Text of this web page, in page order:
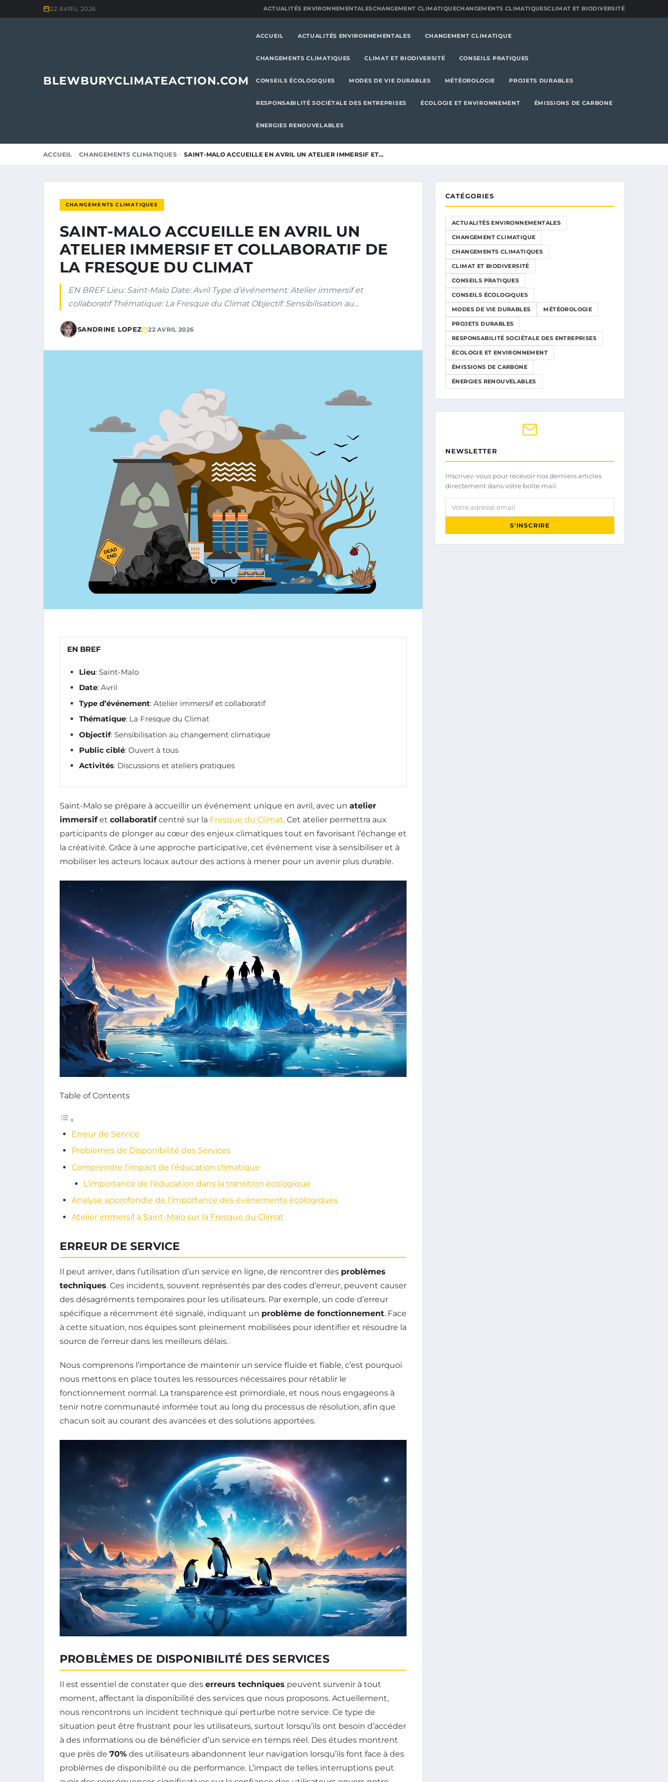
22 AVRIL 2026 ACTUALITÉS ENVIRONNEMENTALESCHANGEMENT CLIMATIQUECHANGEMENTS CLIMATIQUESCLIMAT ET BIODIVERSITÉ
BLEWBURYCLIMATEACTION.COM
ACCUEIL ACTUALITÉS ENVIRONNEMENTALES CHANGEMENT CLIMATIQUE
CHANGEMENTS CLIMATIQUES CLIMAT ET BIODIVERSITÉ CONSEILS PRATIQUES
CONSEILS ÉCOLOGIQUES MODES DE VIE DURABLES MÉTÉOROLOGIE PROJETS DURABLES
RESPONSABILITÉ SOCIÉTALE DES ENTREPRISES ÉCOLOGIE ET ENVIRONNEMENT ÉMISSIONS DE CARBONE
ÉNERGIES RENOUVELABLES
ACCUEIL CHANGEMENTS CLIMATIQUES SAINT-MALO ACCUEILLE EN AVRIL UN ATELIER IMMERSIF ET…
CHANGEMENTS CLIMATIQUES
SAINT-MALO ACCUEILLE EN AVRIL UN
ATELIER IMMERSIF ET COLLABORATIF DE
LA FRESQUE DU CLIMAT
EN BREF Lieu: Saint-Malo Date: Avril Type d’événement: Atelier immersif et
collaboratif Thématique: La Fresque du Climat Objectif: Sensibilisation au…
SANDRINE LOPEZ 22 AVRIL 2026
EN BREF
Lieu: Saint-Malo
Date: Avril
Type d’événement: Atelier immersif et collaboratif
Thématique: La Fresque du Climat
Objectif: Sensibilisation au changement climatique
Public ciblé: Ouvert à tous
Activités: Discussions et ateliers pratiques
Saint-Malo se prépare à accueillir un événement unique en avril, avec un atelier
immersifet collaboratifcentré sur la Fresque du Climat. Cet atelier permettra aux
participants de plonger au cœur des enjeux climatiques tout en favorisant l’échange et
la créativité. Grâce à une approche participative, cet événement vise à sensibiliser et à
mobiliser les acteurs locaux autour des actions à mener pour un avenir plus durable.
Table of Contents
Erreur de Service
Problèmes de Disponibilité des Services
Comprendre l’impact de l’éducation climatique
L’importance de l’éducation dans la transition écologique
Analyse approfondie de l’importance des événements écologiques
Atelier immersif à Saint-Malo sur la Fresque du Climat
ERREUR DE SERVICE
Il peut arriver, dans l’utilisation d’un service en ligne, de rencontrer des problèmes
techniques. Ces incidents, souvent représentés par des codes d’erreur, peuvent causer
des désagréments temporaires pour les utilisateurs. Par exemple, un code d’erreur
spécifique a récemment été signalé, indiquant un problème de fonctionnement. Face
à cette situation, nos équipes sont pleinement mobilisées pour identifier et résoudre la
source de l’erreur dans les meilleurs délais.
Nous comprenons l’importance de maintenir un service fluide et fiable, c’est pourquoi
nous mettons en place toutes les ressources nécessaires pour rétablir le
fonctionnement normal. La transparence est primordiale, et nous nous engageons à
tenir notre communauté informée tout au long du processus de résolution, afin que
chacun soit au courant des avancées et des solutions apportées.
PROBLÈMES DE DISPONIBILITÉ DES SERVICES
Il est essentiel de constater que des erreurs techniques peuvent survenir à tout
moment, affectant la disponibilité des services que nous proposons. Actuellement,
nous rencontrons un incident technique qui perturbe notre service. Ce type de
situation peut être frustrant pour les utilisateurs, surtout lorsqu’ils ont besoin d’accéder
à des informations ou de bénéficier d’un service en temps réel. Des études montrent
que près de 70% des utilisateurs abandonnent leur navigation lorsqu’ils font face à des
problèmes de disponibilité ou de performance. L’impact de telles interruptions peut
CATÉGORIES
ACTUALITÉS ENVIRONNEMENTALES
CHANGEMENT CLIMATIQUE
CHANGEMENTS CLIMATIQUES
CLIMAT ET BIODIVERSITÉ
CONSEILS PRATIQUES
CONSEILS ÉCOLOGIQUES
MODES DE VIE DURABLES MÉTÉOROLOGIE
PROJETS DURABLES
RESPONSABILITÉ SOCIÉTALE DES ENTREPRISES
ÉCOLOGIE ET ENVIRONNEMENT
ÉMISSIONS DE CARBONE
ÉNERGIES RENOUVELABLES
NEWSLETTER
Inscrivez-vous pour recevoir nos derniers articles
directement dans votre boîte mail.
Votre adresse email
S'INSCRIRE